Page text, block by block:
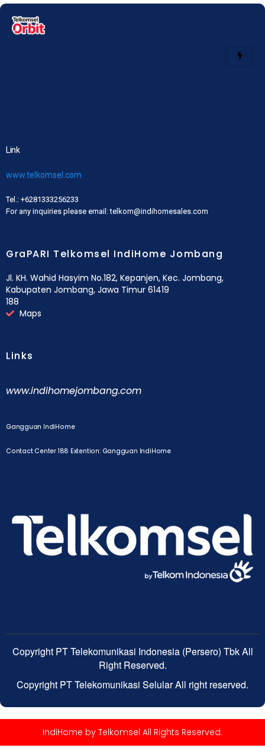
Link
www.telkomsel.com
Tel.: +6281333256233
For any inquiries please email: telkom@indihomesales.com
GraPARI Telkomsel IndiHome Jombang
Jl. KH. Wahid Hasyim No.182, Kepanjen, Kec. Jombang,
Kabupaten Jombang, Jawa Timur 61419
188
Maps
Links
www.indihomejombang.com
Gangguan IndiHome
Contact Center 188 Extention: Gangguan IndiHome
Copyright PT Telekomunikasi Indonesia (Persero) Tbk All
Right Reserved.
Copyright PT Telekomunikasi Selular All right reserved.
IndiHome by Telkomsel All Rights Reserved.